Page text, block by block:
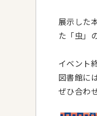
展示した
た「虫」
イベント
図書館に
ぜひ合わ